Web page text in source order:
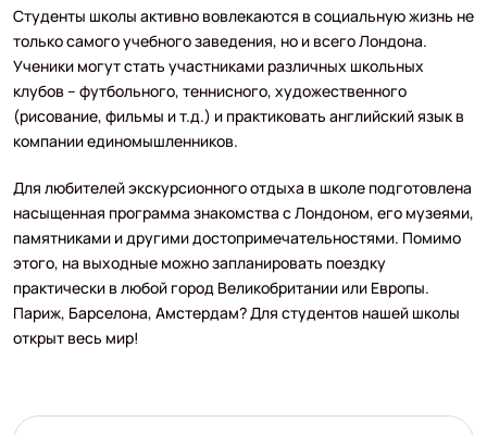
Студенты школы активно вовлекаются в социальную жизнь не
только самого учебного заведения, но и всего Лондона.
Ученики могут стать участниками различных школьных
клубов – футбольного, теннисного, художественного
(рисование, фильмы и т.д.) и практиковать английский язык в
компании единомышленников.
Для любителей экскурсионного отдыха в школе подготовлена
насыщенная программа знакомства с Лондоном, его музеями,
памятниками и другими достопримечательностями. Помимо
этого, на выходные можно запланировать поездку
практически в любой город Великобритании или Европы.
Париж, Барселона, Амстердам? Для студентов нашей школы
открыт весь мир!